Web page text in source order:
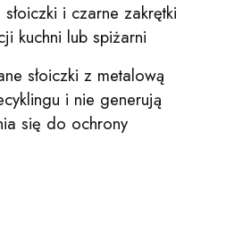
słoiczki i czarne zakrętki
kuchni lub spiżarni
słoiczki z metalową
i nie generują
się do ochrony